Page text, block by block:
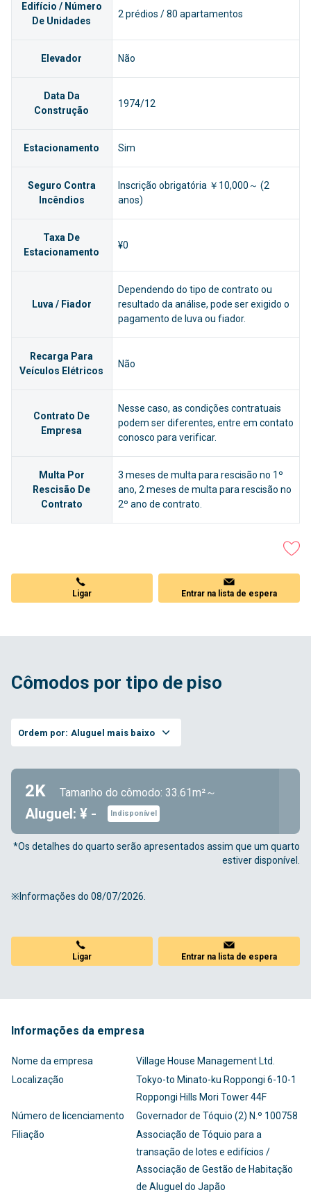
Edifício / Número
De Unidades
2 prédios / 80 apartamentos
Elevador Não
Data Da
Construção
1974/12
Estacionamento Sim
Seguro Contra
Incêndios
Inscrição obrigatória ￥10,000～ (2
anos)
Taxa De
Estacionamento
¥0
Luva / Fiador
Dependendo do tipo de contrato ou
resultado da análise, pode ser exigido o
pagamento de luva ou fiador.
Recarga Para
Veículos Elétricos
Não
Contrato De
Empresa
Nesse caso, as condições contratuais
podem ser diferentes, entre em contato
conosco para verificar.
Multa Por
Rescisão De
Contrato
3 meses de multa para rescisão no 1º
ano, 2 meses de multa para rescisão no
2º ano de contrato.
Ligar Entrar na lista de espera
Cômodos por tipo de piso
Ordem por: Aluguel mais baixo
2K Tamanho do cômodo: 33.61m²～
Aluguel: ¥ - Indisponível
*Os detalhes do quarto serão apresentados assim que um quarto
estiver disponível.
※Informações do 08/07/2026.
Ligar Entrar na lista de espera
Informações da empresa
Nome da empresa
Village House Management Ltd.
Localização
Tokyo-to Minato-ku Roppongi 6-10-1
Roppongi Hills Mori Tower 44F
Número de licenciamento
Governador de Tóquio (2) N.º 100758
Filiação
Associação de Tóquio para a
transação de lotes e edifícios /
Associação de Gestão de Habitação
de Aluguel do Japão